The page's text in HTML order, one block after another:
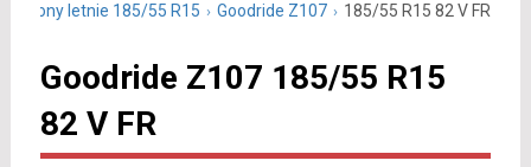
Opony letnie 185/55 R15 Goodride Z107 185/55 R15 82 V FR
Goodride Z107 185/55 R15
82 V FR